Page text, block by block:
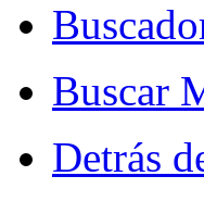
Buscar
Detrás